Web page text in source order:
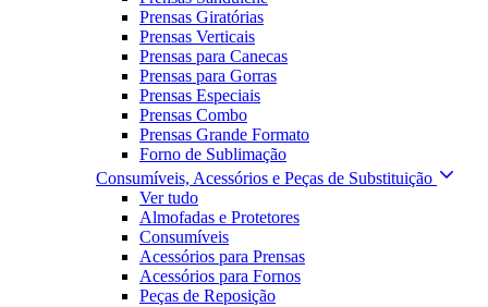
Prensas Giratórias
Prensas Verticais
Prensas para Canecas
Prensas para Gorras
Prensas Especiais
Prensas Combo
Prensas Grande Formato
Forno de Sublimação
Consumíveis, Acessórios e Peças de Substituição
Ver tudo
Almofadas e Protetores
Consumíveis
Acessórios para Prensas
Acessórios para Fornos
Peças de Reposição